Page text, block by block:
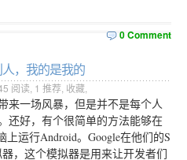
0 Comment
，我的是我的
阅读, 1 推荐, 收藏
来一场风暴，但是并不是每个人
还好，有个很简单的方法能够在
上运行Android。Google在他们的S
，这个模拟器是用来让开发者们